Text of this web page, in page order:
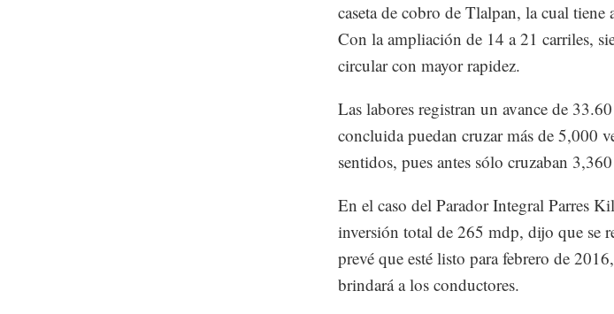
caseta de cobro de Tlalpan, la cual
Con la ampliación de 14 a 21 carriles,
circular con mayor rapidez.
Las labores registran un avance de
concluida puedan cruzar más de 5,000
sentidos, pues antes sólo cruzaban
En el caso del Parador Integral Parres
inversión total de 265 mdp, dijo que se
prevé que esté listo para febrero de
brindará a los conductores.